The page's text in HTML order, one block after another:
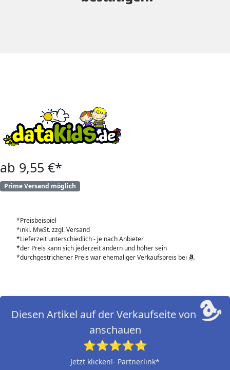
ab 9,55 €*
Prime Versand möglich
*Preisbeispiel
*inkl. MwSt. zzgl. Versand
*Lieferzeit unterschiedlich - je nach Anbieter
*der Preis kann sich jederzeit ändern und höher sein
*durchgestrichener Preis war ehemaliger Verkaufspreis bei
Diesen Artikel auf der Verkaufseite von
anschauen
⭐⭐⭐⭐⭐
Jetzt klicken!- Partnerlink*